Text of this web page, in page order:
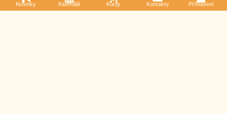
Novinky Kalendář Kurzy Kontakty Přihlášení